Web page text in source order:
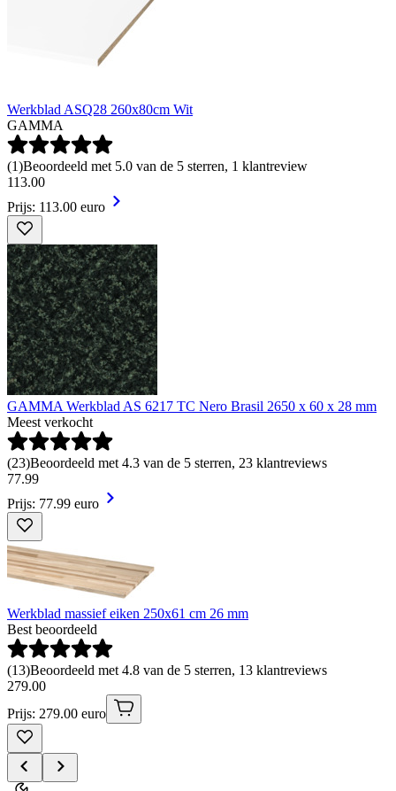
Werkblad ASQ28 260x80cm Wit
GAMMA
(1)Beoordeeld met 5.0 van de 5 sterren, 1 klantreview
113.00
Prijs: 113.00 euro
GAMMA Werkblad AS 6217 TC Nero Brasil 2650 x 60 x 28 mm
Meest verkocht
(23)Beoordeeld met 4.3 van de 5 sterren, 23 klantreviews
77.99
Prijs: 77.99 euro
Werkblad massief eiken 250x61 cm 26 mm
Best beoordeeld
(13)Beoordeeld met 4.8 van de 5 sterren, 13 klantreviews
279.00
Prijs: 279.00 euro